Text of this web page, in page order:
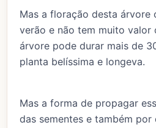
Mas a floração desta árvore
verão e não tem muito valor
árvore pode durar mais de
planta belíssima e longeva.
Mas a forma de propagar
das sementes e também por